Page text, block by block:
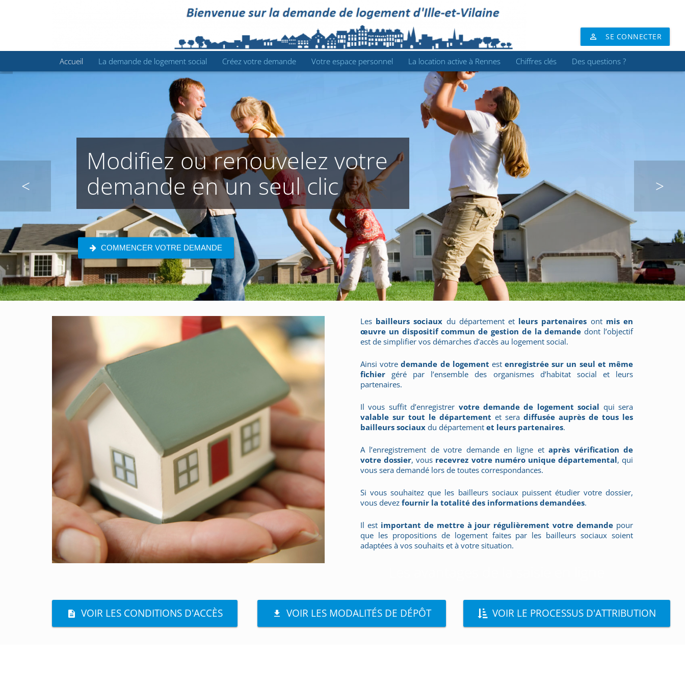
Accueil La demande de logement social Créez votre demande Votre espace personnel La location active à Rennes Chiffres clés Des questions ?
Modifiez ou renouvelez votre
demande en un seul clic
COMMENCER VOTRE DEMANDE
Les bailleurs sociaux du département et leurs partenaires ont mis en
œuvre un dispositif commun de gestion de la demande dont l’objectif
est de simplifier vos démarches d’accès au logement social.
Ainsi votredemande de logement estenregistrée sur un seul et même
fichier géré par l’ensemble des organismes d’habitat social et leurs
partenaires.
Il vous suffit d’enregistrer votre demande de logement social qui sera
valable sur tout le département et sera diffusée auprès de tous les
bailleurs sociaux du département et leurs partenaires.
A l’enregistrement de votre demande en ligne etaprès vérification de
votre dossier, vous recevrez votre numéro unique départemental, qui
vous sera demandé lors de toutes correspondances.
Si vous souhaitez que les bailleurs sociaux puissent étudier votre dossier,
vous devez fournir la totalité des informations demandées.
Il est important de mettre à jour régulièrement votre demande pour
que les propositions de logement faites par les bailleurs sociaux soient
adaptées à vos souhaits et à votre situation.
VOIR LES CONDITIONS D'ACCÈS VOIR LES MODALITÉS DE DÉPÔT VOIR LE PROCESSUS D'ATTRIBUTION